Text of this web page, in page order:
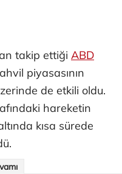
takip ettiği ABD
piyasasının
de etkili oldu.
hareketin
kısa sürede